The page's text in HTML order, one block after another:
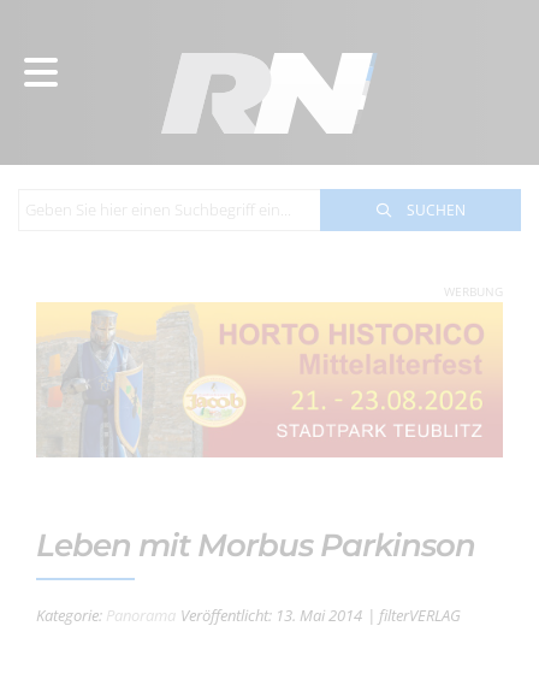
SUCHEN
WERBUNG
Leben mit Morbus Parkinson
Kategorie: Panorama Veröffentlicht: 13. Mai 2014 | filterVERLAG